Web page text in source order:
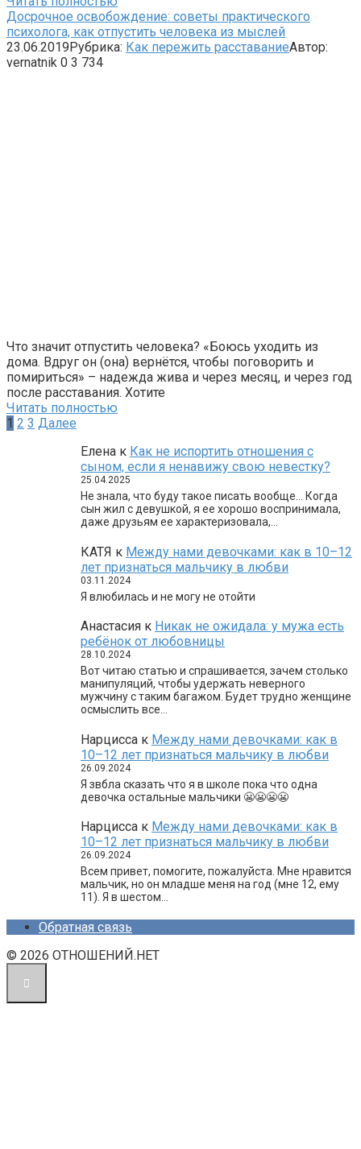
Досрочное освобождение: советы практического
психолога, как отпустить человека из мыслей
23.06.2019Рубрика: Как пережить расставаниеАвтор:
vernatnik 0 3 734
Что значит отпустить человека? «Боюсь уходить из
дома. Вдруг он (она) вернётся, чтобы поговорить и
помириться» – надежда жива и через месяц, и через год
после расставания. Хотите
Читать полностью
Пагинация
1 2 3 Далее
Елена к Как не испортить отношения с
сыном, если я ненавижу свою невестку?
25.04.2025
Не знала, что буду такое писать вообще… Когда
сын жил с девушкой, я ее хорошо воспринимала,
даже друзьям ее характеризовала,…
КАТЯ к Между нами девочками: как в 10–12
лет признаться мальчику в любви
03.11.2024
Я влюбилась и не могу не отойти
Анастасия к Никак не ожидала: у мужа есть
ребёнок от любовницы
28.10.2024
Вот читаю статью и спрашивается, зачем столько
манипуляций, чтобы удержать неверного
мужчину с таким багажом. Будет трудно женщине
осмыслить все…
Нарцисса к Между нами девочками: как в
10–12 лет признаться мальчику в любви
26.09.2024
Я звбла сказать что я в школе пока что одна
девочка остальные мальчики 😬😬😬😬
Нарцисса к Между нами девочками: как в
10–12 лет признаться мальчику в любви
26.09.2024
Всем привет, помогите, пожалуйста. Мне нравится
мальчик, но он младше меня на год (мне 12, ему
11). Я в шестом…
Обратная связь
© 2026 ОТНОШЕНИЙ.НЕТ